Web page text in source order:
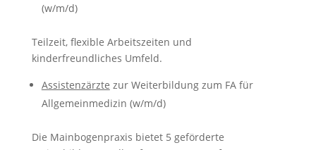
(w/m/d)
Teilzeit, flexible Arbeitszeiten und
kinderfreundliches Umfeld.
Assistenzärzte zur Weiterbildung zum FA für
Allgemeinmedizin (w/m/d)
Die Mainbogenpraxis bietet 5 geförderte